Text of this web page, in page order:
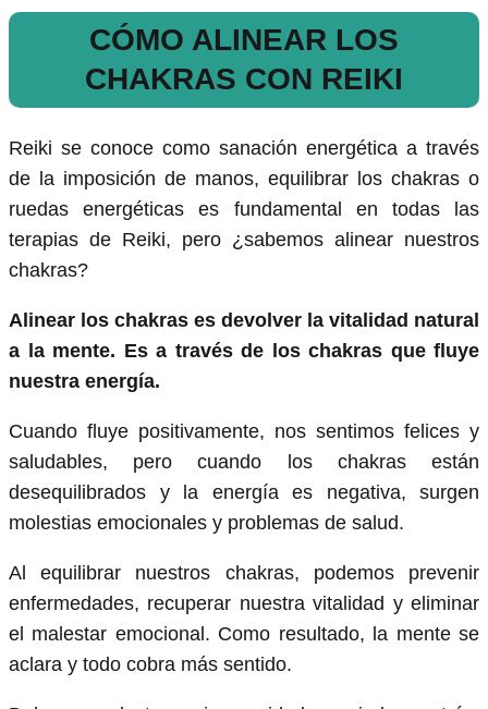
CÓMO ALINEAR LOS
CHAKRAS CON REIKI
Reiki se conoce como sanación energética a través
de la imposición de manos, equilibrar los chakras o
ruedas energéticas es fundamental en todas las
terapias de Reiki, pero ¿sabemos alinear nuestros
chakras?
Alinear los chakras es devolver la vitalidad natural
a la mente. Es a través de los chakras que fluye
nuestra energía.
Cuando fluye positivamente, nos sentimos felices y
saludables, pero cuando los chakras están
desequilibrados y la energía es negativa, surgen
molestias emocionales y problemas de salud.
Al equilibrar nuestros chakras, podemos prevenir
enfermedades, recuperar nuestra vitalidad y eliminar
el malestar emocional. Como resultado, la mente se
aclara y todo cobra más sentido.